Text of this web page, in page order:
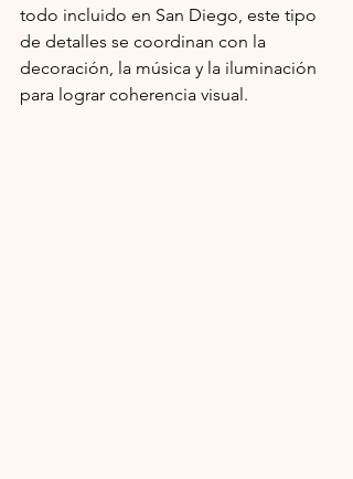
todo incluido en San Diego, este tipo
de detalles se coordinan con la
decoración, la música y la iluminación
para lograr coherencia visual.